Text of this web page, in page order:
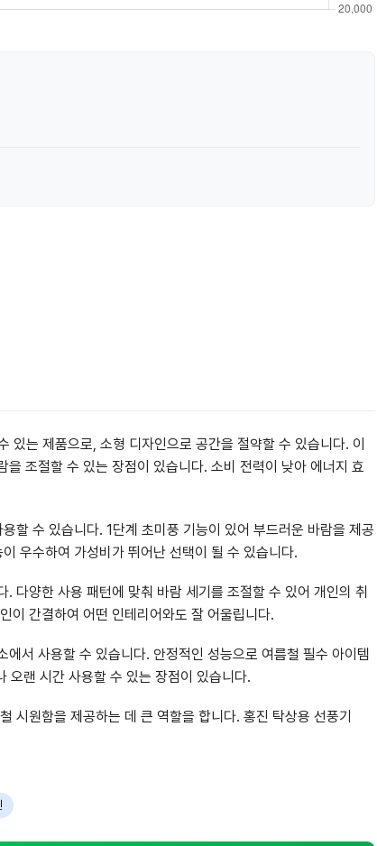
는 제품으로, 소형 디자인으로 공간을 절약할 수 있습니다. 이
조절할 수 있는 장점이 있습니다. 소비 전력이 낮아 에너지 효
할 수 있습니다. 1단계 초미풍 기능이 있어 부드러운 바람을 제공
우수하여 가성비가 뛰어난 선택이 될 수 있습니다.
다양한 사용 패턴에 맞춰 바람 세기를 조절할 수 있어 개인의 취
이 간결하여 어떤 인테리어와도 잘 어울립니다.
서 사용할 수 있습니다. 안정적인 성능으로 여름철 필수 아이템
오랜 시간 사용할 수 있는 장점이 있습니다.
시원함을 제공하는 데 큰 역할을 합니다. 홍진 탁상용 선풍기